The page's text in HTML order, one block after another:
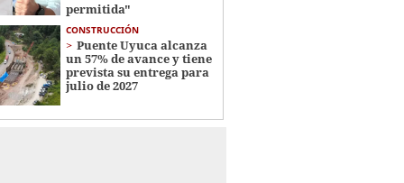
permitida"
CONSTRUCCIÓN
Puente Uyuca alcanza
un 57% de avance y tiene
prevista su entrega para
julio de 2027